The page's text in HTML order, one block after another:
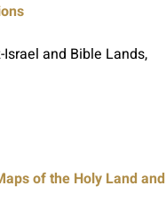
and Bible Lands,
of the Holy Land and